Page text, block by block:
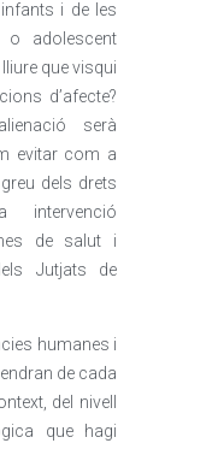
i de les
o adolescent
que visqui
d’afecte?
serà
evitar com a
dels drets
de salut i
Jutjats de
humanes i
de cada
del nivell
que hagi